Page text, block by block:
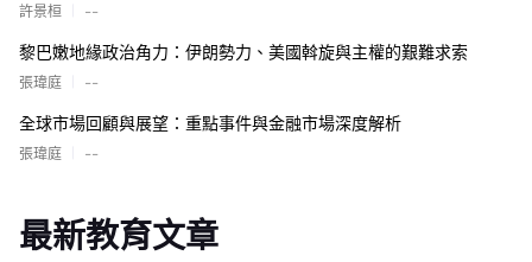
許景桓 --
黎巴嫩地緣政治角力：伊朗勢力、美國斡旋與主權的艱難求索
張瑋庭 --
全球市場回顧與展望：重點事件與金融市場深度解析
張瑋庭 --
最新教育文章